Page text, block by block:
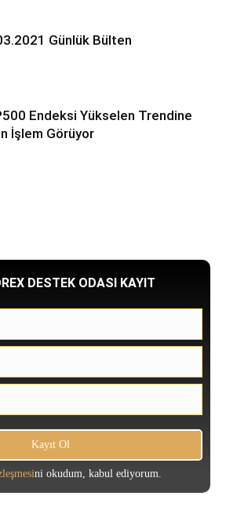
Günlük Bülten
Endeksi Yükselen Trendine
İşlem Görüyor
DESTEK ODASI KAYIT
ni okudum, kabul ediyorum.